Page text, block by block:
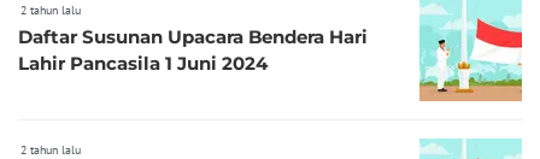
2 tahun lalu
Daftar Susunan Upacara Bendera Hari
Lahir Pancasila 1 Juni 2024
2 tahun lalu